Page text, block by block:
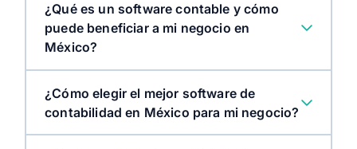
¿Qué es un software contable y cómo
puede beneficiar a mi negocio en
México?
¿Cómo elegir el mejor software de
contabilidad en México para mi negocio?